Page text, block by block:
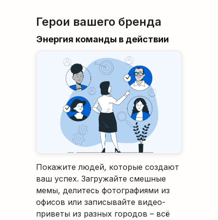
Герои вашего бренда
Покажите людей, которые создают
ваш успех. Загружайте смешные
мемы, делитесь фотографиями из
офисов или записывайте видео-
приветы из разных городов – всё
Энергия команды в действии